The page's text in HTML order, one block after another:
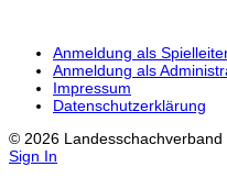
Anmeldung als
Anmeldung als
Impressum
Datenschutzerklärung
© 2026 Landesschachverband
Sign In